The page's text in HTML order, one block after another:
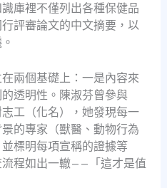
庫裡不僅列出各種保健品
評審論文的中文摘要，以
兩個基礎上：一是內容來
透明性。陳淑芬曾參與
工（化名），她發現每一
的專家（獸醫、動物行為
標明每項宣稱的證據等
程如出一轍——「這才是值